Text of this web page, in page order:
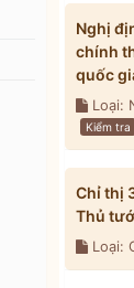
Nghị
chính
quốc
Loại:
Kiểm tra
Chỉ thị
Thủ
Loại: